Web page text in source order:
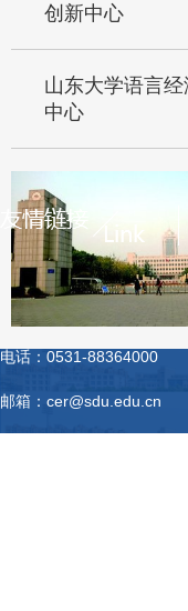
创新中心
山东大学语言经
中心
电话：0531-88364000
邮箱：cer@sdu.edu.cn